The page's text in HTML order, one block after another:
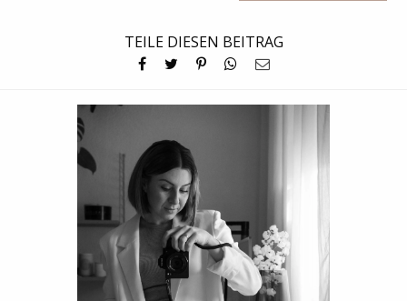
TEILE DIESEN BEITRAG